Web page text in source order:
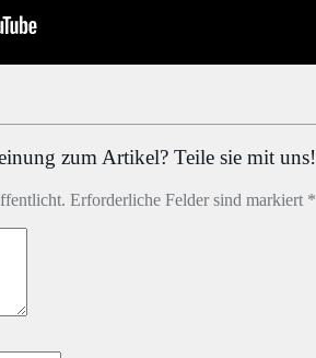
zum Artikel? Teile sie mit uns!
Erforderliche Felder sind markiert *